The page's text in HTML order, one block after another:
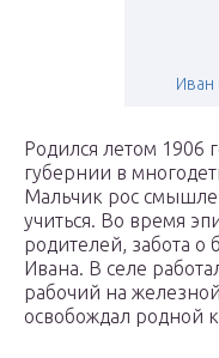
Иван
Родился летом 1906
губернии в
Мальчик рос
учиться. Во время
родителей, забота о
Ивана. В селе
рабочий на
освобождал родной